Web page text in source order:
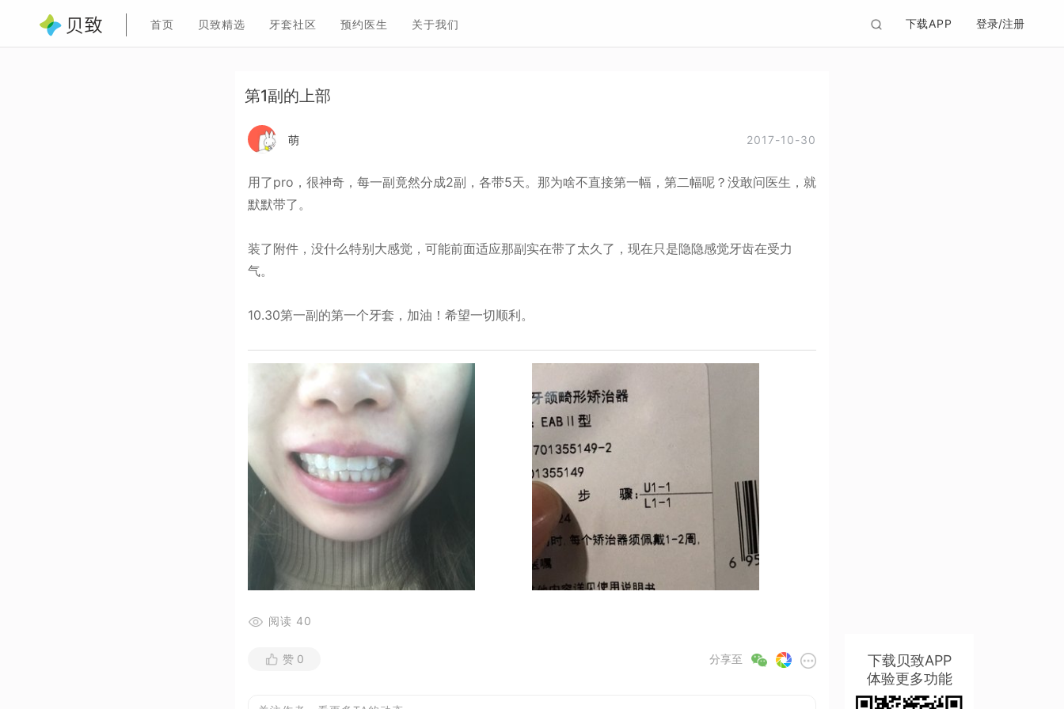
首页 贝致精选 牙套社区 预约医生 关于我们 下载APP 登录/注册
第1副的上部
萌 2017-10-30
用了pro，很神奇，每一副竟然分成2副，各带5天。那为啥不直接第一幅，第二幅呢？没敢问医生，就
默默带了。
装了附件，没什么特别大感觉，可能前面适应那副实在带了太久了，现在只是隐隐感觉牙齿在受力
气。
10.30第一副的第一个牙套，加油！希望一切顺利。
阅读 40
分享至
赞 0
下载贝致APP
体验更多功能